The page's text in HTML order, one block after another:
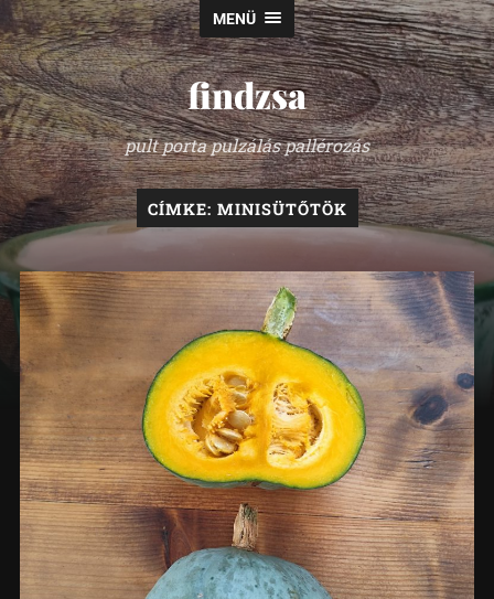
MENÜ
findzsa
pult porta pulzálás pallérozás
CÍMKE: MINISÜTŐTÖK